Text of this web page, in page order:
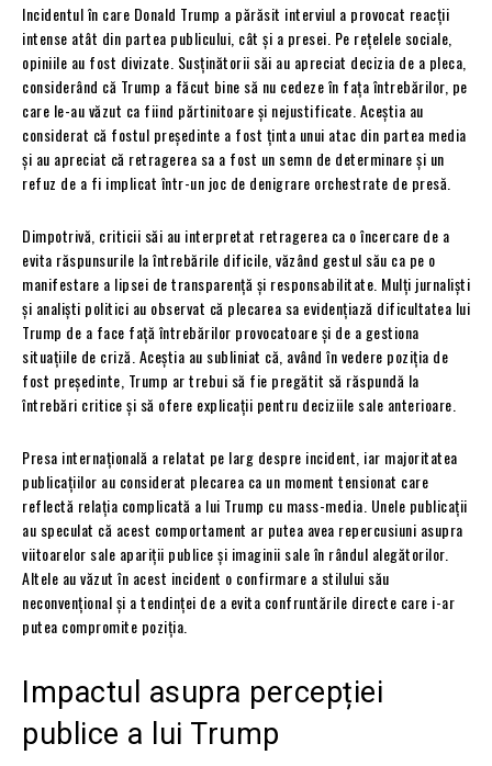
Incidentul în care Donald Trump a părăsit interviul a provocat reacții
intense atât din partea publicului, cât și a presei. Pe rețelele sociale,
opiniile au fost divizate. Susținătorii săi au apreciat decizia de a pleca,
considerând că Trump a făcut bine să nu cedeze în fața întrebărilor, pe
care le-au văzut ca fiind părtinitoare și nejustificate. Aceștia au
considerat că fostul președinte a fost ținta unui atac din partea media
și au apreciat că retragerea sa a fost un semn de determinare și un
refuz de a fi implicat într-un joc de denigrare orchestrate de presă.
Dimpotrivă, criticii săi au interpretat retragerea ca o încercare de a
evita răspunsurile la întrebările dificile, văzând gestul său ca pe o
manifestare a lipsei de transparență și responsabilitate. Mulți jurnaliști
și analiști politici au observat că plecarea sa evidențiază dificultatea lui
Trump de a face față întrebărilor provocatoare și de a gestiona
situațiile de criză. Aceștia au subliniat că, având în vedere poziția de
fost președinte, Trump ar trebui să fie pregătit să răspundă la
întrebări critice și să ofere explicații pentru deciziile sale anterioare.
Presa internațională a relatat pe larg despre incident, iar majoritatea
publicațiilor au considerat plecarea ca un moment tensionat care
reflectă relația complicată a lui Trump cu mass-media. Unele publicații
au speculat că acest comportament ar putea avea repercusiuni asupra
viitoarelor sale apariții publice și imaginii sale în rândul alegătorilor.
Altele au văzut în acest incident o confirmare a stilului său
neconvențional și a tendinței de a evita confruntările directe care i-ar
putea compromite poziția.
Impactul asupra percepției
publice a lui Trump